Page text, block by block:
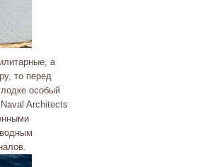
а
то перед
особый
Architects